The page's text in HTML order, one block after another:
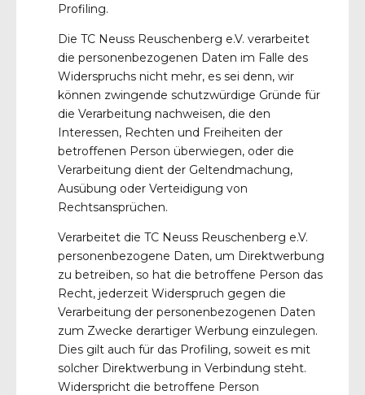
Profiling.
Die TC Neuss Reuschenberg e.V. verarbeitet
die personenbezogenen Daten im Falle des
Widerspruchs nicht mehr, es sei denn, wir
können zwingende schutzwürdige Gründe für
die Verarbeitung nachweisen, die den
Interessen, Rechten und Freiheiten der
betroffenen Person überwiegen, oder die
Verarbeitung dient der Geltendmachung,
Ausübung oder Verteidigung von
Rechtsansprüchen.
Verarbeitet die TC Neuss Reuschenberg e.V.
personenbezogene Daten, um Direktwerbung
zu betreiben, so hat die betroffene Person das
Recht, jederzeit Widerspruch gegen die
Verarbeitung der personenbezogenen Daten
zum Zwecke derartiger Werbung einzulegen.
Dies gilt auch für das Profiling, soweit es mit
solcher Direktwerbung in Verbindung steht.
Widerspricht die betroffene Person